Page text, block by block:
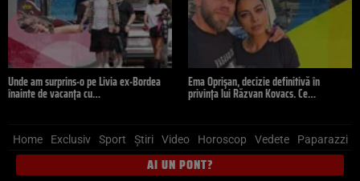
Unde am surprins-o pe Livia ex-Bordea
înainte de vacanța cu…
Ema Oprișan, decizie definitivă în
privința lui Răzvan Kovacs. Ce…
Home Exclusiv Sport Știri Video Horoscop Vedete Paparazzi
AI UN PONT?